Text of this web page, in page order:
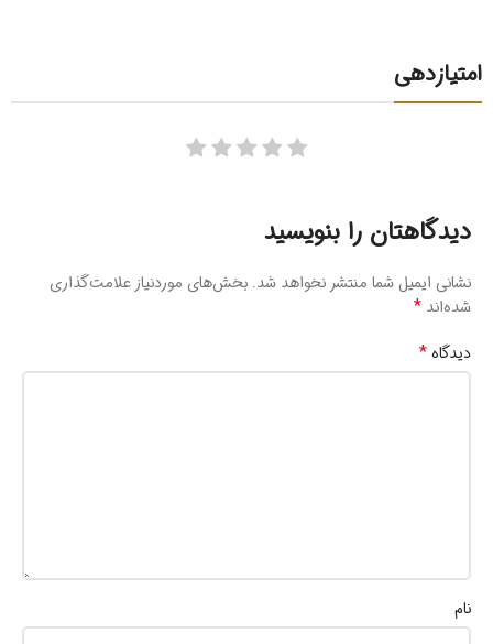
امتیازدهی
دیدگاهتان را بنویسید
نشانی ایمیل شما منتشر نخواهد شد. بخش‌های موردنیاز علامت‌گذاری
شده‌اند *
دیدگاه*
نام